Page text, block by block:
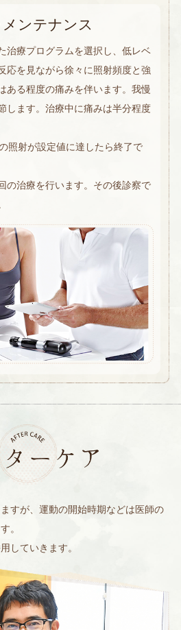
メンテナンス
治療プログラムを選択し、低レベ
応を見ながら徐々に照射頻度と強
ある程度の痛みを伴います。我慢
します。治療中に痛みは半分程度
照射が設定値に達したら終了で
の治療を行います。その後診察で
すが、運動の開始時期などは医師の
。
していきます。